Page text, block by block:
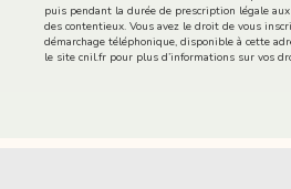
puis pendant la durée de prescription légale
des contentieux. Vous avez le droit de vous
démarchage téléphonique, disponible à cette
le site cnil.fr pour plus d’informations sur vos